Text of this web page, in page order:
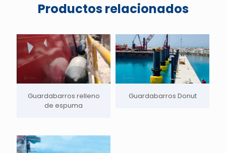
Productos relacionados
Guardabarros relleno
de espuma
Guardabarros Donut